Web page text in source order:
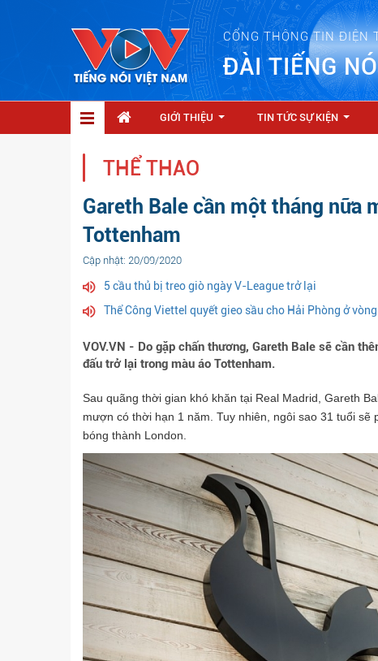
CỔNG THÔNG TIN ĐIỆN
ĐÀI TIẾNG
GIỚI THIỆU TIN TỨC SỰ KIỆN
THỂ THAO
Gareth Bale cần một tháng nữa
Tottenham
Cập nhật: 20/09/2020
5 cầu thủ bị treo giò ngày V-League trở lại
Thể Công Viettel quyết gieo sầu cho Hải Phòng ở
VOV.VN - Do gặp chấn thương, Gareth Bale sẽ cần
đấu trở lại trong màu áo Tottenham.
Sau quãng thời gian khó khăn tại Real Madrid, Gareth
mượn có thời hạn 1 năm. Tuy nhiên, ngôi sao 31 tuổi
bóng thành London.